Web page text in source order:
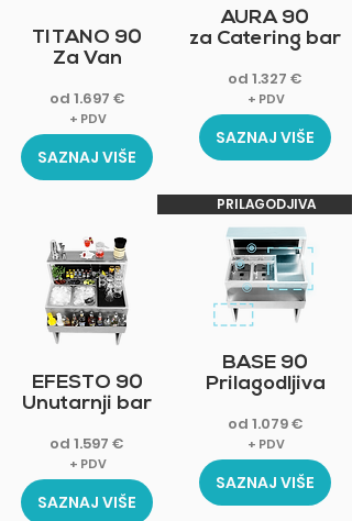
TITANO 90
Za Van
od 1.697 €
+ PDV
SAZNAJ VIŠE
EFESTO 90
Unutarnji bar
od 1.597 €
+ PDV
SAZNAJ VIŠE
AURA 90
za Catering bar
od 1.327 €
+ PDV
SAZNAJ VIŠE
PRILAGODJIVA
BASE 90
Prilagodljiva
od 1.079 €
+ PDV
SAZNAJ VIŠE